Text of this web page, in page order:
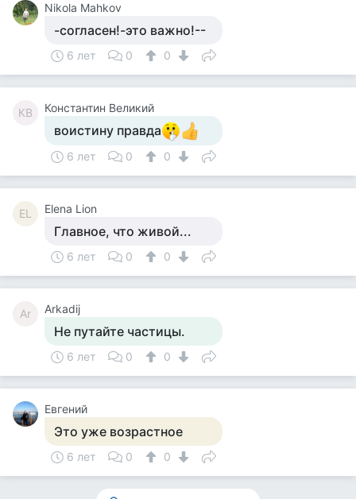
Nikola Mahkov
-согласен!-это важно!--
6 лет 0 0
КВ Константин Великий
воистину правда
6 лет 0 0
EL Elena Lion
Главное, что живой...
6 лет 0 0
Ar Arkadij
Не путайте частицы.
6 лет 0 0
Евгений
Это уже возрастное
6 лет 0 0